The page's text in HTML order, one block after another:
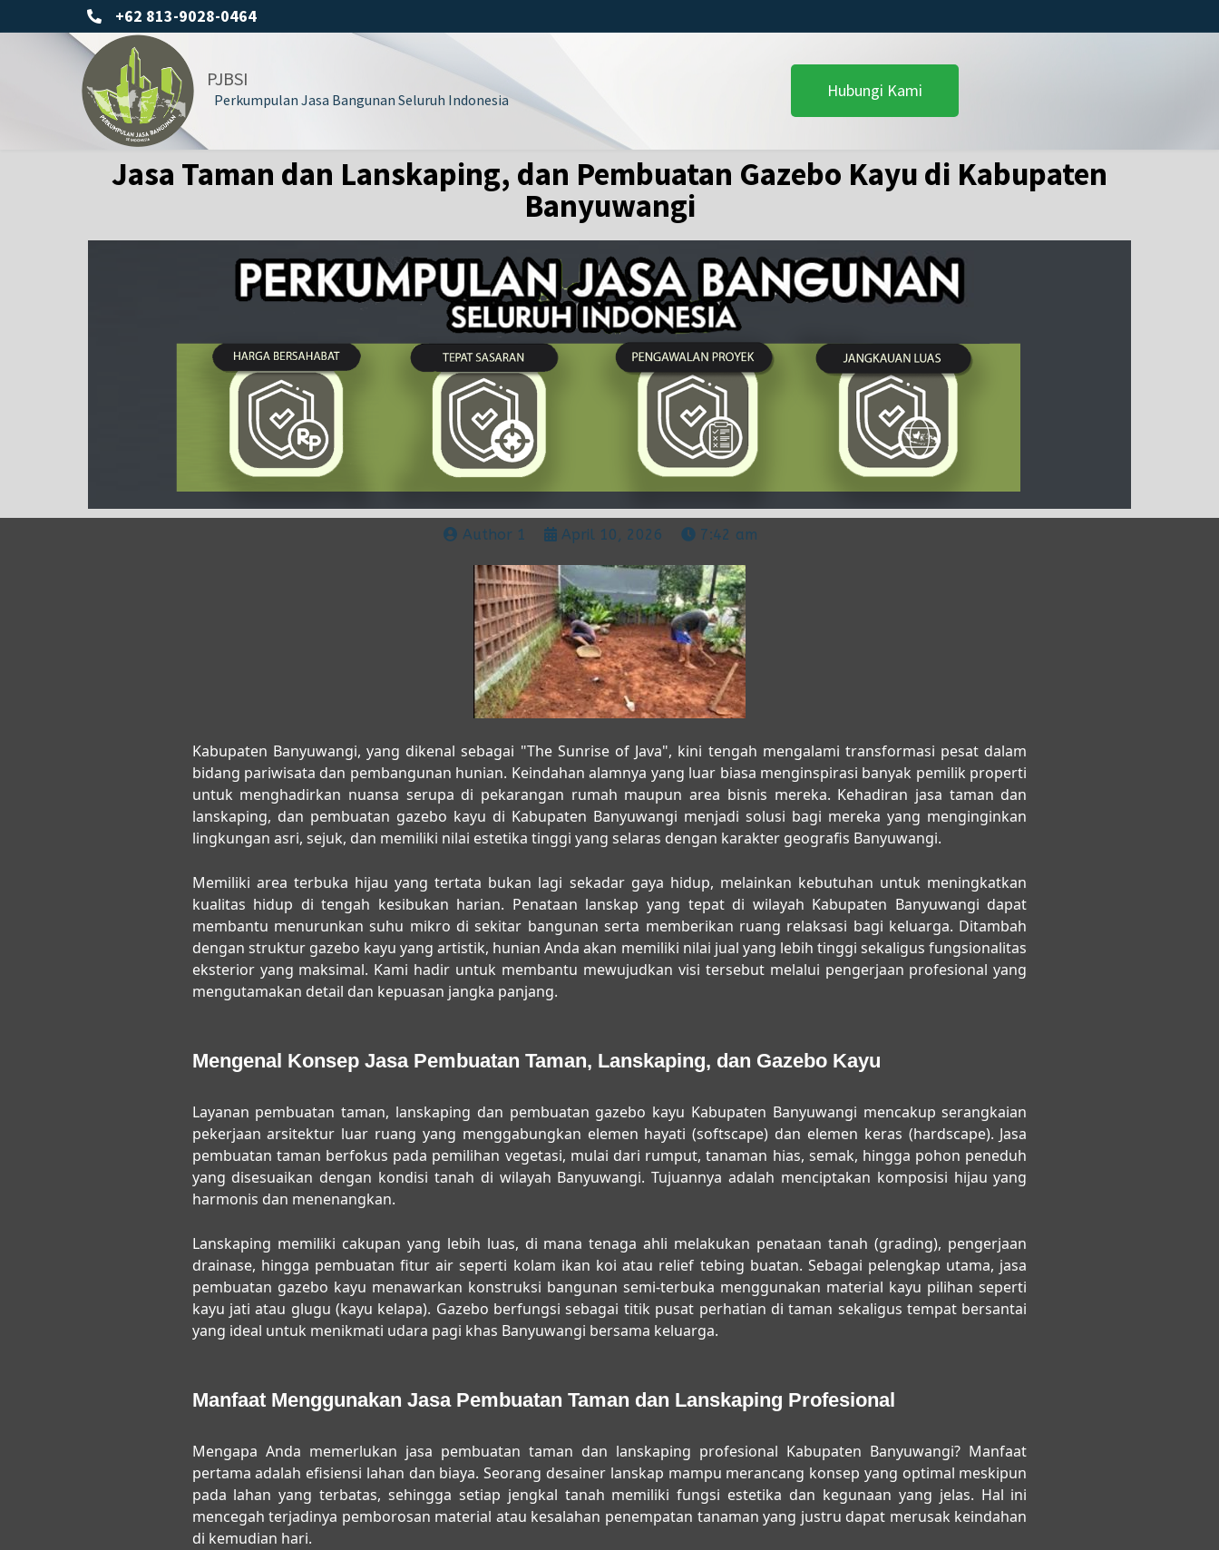
+62 813-9028-0464
PJBSI
Perkumpulan Jasa Bangunan Seluruh Indonesia Hubungi Kami
Jasa Taman dan Lanskaping, dan Pembuatan Gazebo Kayu di Kabupaten
Banyuwangi
Author 1 April 10, 2026 7:42 am
Kabupaten Banyuwangi, yang dikenal sebagai "The Sunrise of Java", kini tengah mengalami transformasi pesat dalam
bidang pariwisata dan pembangunan hunian. Keindahan alamnya yang luar biasa menginspirasi banyak pemilik properti
untuk menghadirkan nuansa serupa di pekarangan rumah maupun area bisnis mereka. Kehadiran jasa taman dan
lanskaping, dan pembuatan gazebo kayu di Kabupaten Banyuwangi menjadi solusi bagi mereka yang menginginkan
lingkungan asri, sejuk, dan memiliki nilai estetika tinggi yang selaras dengan karakter geografis Banyuwangi.
Memiliki area terbuka hijau yang tertata bukan lagi sekadar gaya hidup, melainkan kebutuhan untuk meningkatkan
kualitas hidup di tengah kesibukan harian. Penataan lanskap yang tepat di wilayah Kabupaten Banyuwangi dapat
membantu menurunkan suhu mikro di sekitar bangunan serta memberikan ruang relaksasi bagi keluarga. Ditambah
dengan struktur gazebo kayu yang artistik, hunian Anda akan memiliki nilai jual yang lebih tinggi sekaligus fungsionalitas
eksterior yang maksimal. Kami hadir untuk membantu mewujudkan visi tersebut melalui pengerjaan profesional yang
mengutamakan detail dan kepuasan jangka panjang.
Mengenal Konsep Jasa Pembuatan Taman, Lanskaping, dan Gazebo Kayu
Layanan pembuatan taman, lanskaping dan pembuatan gazebo kayu Kabupaten Banyuwangi mencakup serangkaian
pekerjaan arsitektur luar ruang yang menggabungkan elemen hayati (softscape) dan elemen keras (hardscape). Jasa
pembuatan taman berfokus pada pemilihan vegetasi, mulai dari rumput, tanaman hias, semak, hingga pohon peneduh
yang disesuaikan dengan kondisi tanah di wilayah Banyuwangi. Tujuannya adalah menciptakan komposisi hijau yang
harmonis dan menenangkan.
Lanskaping memiliki cakupan yang lebih luas, di mana tenaga ahli melakukan penataan tanah (grading), pengerjaan
drainase, hingga pembuatan fitur air seperti kolam ikan koi atau relief tebing buatan. Sebagai pelengkap utama, jasa
pembuatan gazebo kayu menawarkan konstruksi bangunan semi-terbuka menggunakan material kayu pilihan seperti
kayu jati atau glugu (kayu kelapa). Gazebo berfungsi sebagai titik pusat perhatian di taman sekaligus tempat bersantai
yang ideal untuk menikmati udara pagi khas Banyuwangi bersama keluarga.
Manfaat Menggunakan Jasa Pembuatan Taman dan Lanskaping Profesional
Mengapa Anda memerlukan jasa pembuatan taman dan lanskaping profesional Kabupaten Banyuwangi? Manfaat
pertama adalah efisiensi lahan dan biaya. Seorang desainer lanskap mampu merancang konsep yang optimal meskipun
pada lahan yang terbatas, sehingga setiap jengkal tanah memiliki fungsi estetika dan kegunaan yang jelas. Hal ini
mencegah terjadinya pemborosan material atau kesalahan penempatan tanaman yang justru dapat merusak keindahan
di kemudian hari.